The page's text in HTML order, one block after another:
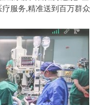
服务,精准送到百万群众